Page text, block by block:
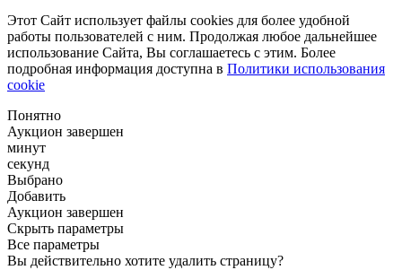
Этот Сайт использует файлы cookies для более удобной
работы пользователей с ним. Продолжая любое дальнейшее
использование Сайта, Вы соглашаетесь с этим. Более
подробная информация доступна в Политики использования
cookie
Понятно
Аукцион завершен
минут
секунд
Выбрано
Добавить
Аукцион завершен
Скрыть параметры
Все параметры
Вы действительно хотите удалить страницу?